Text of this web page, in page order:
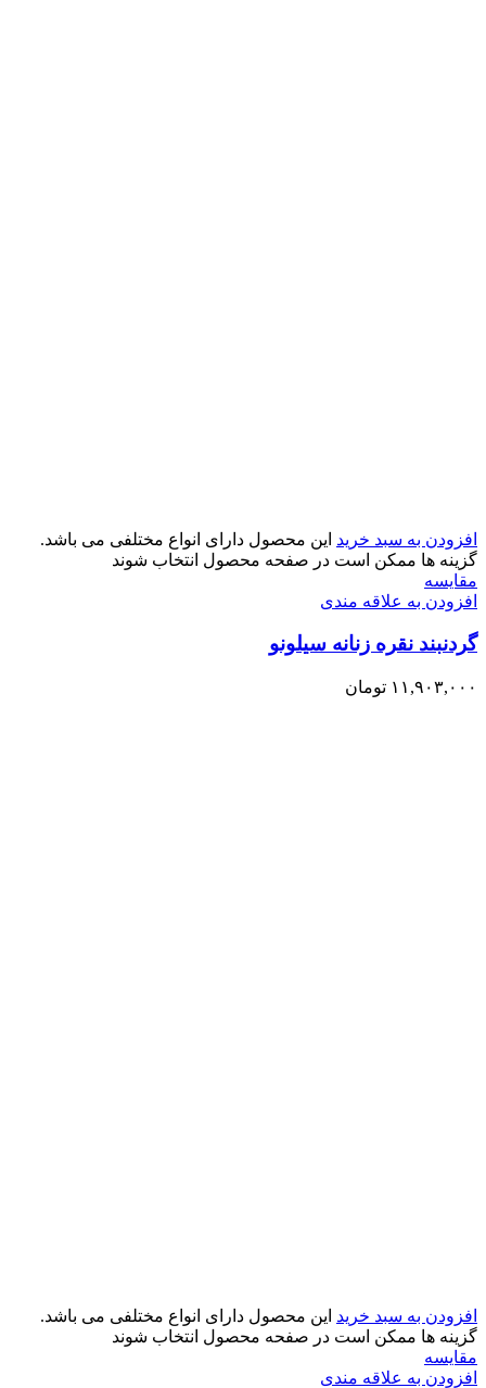
افزودن به سبد خرید این محصول دارای انواع مختلفی می باشد.
گزینه ها ممکن است در صفحه محصول انتخاب شوند
مقایسه
افزودن به علاقه مندی
گردنبند نقره زنانه سیلونو
۱۱,۹۰۳,۰۰۰ تومان
افزودن به سبد خرید این محصول دارای انواع مختلفی می باشد.
گزینه ها ممکن است در صفحه محصول انتخاب شوند
مقایسه
افزودن به علاقه مندی